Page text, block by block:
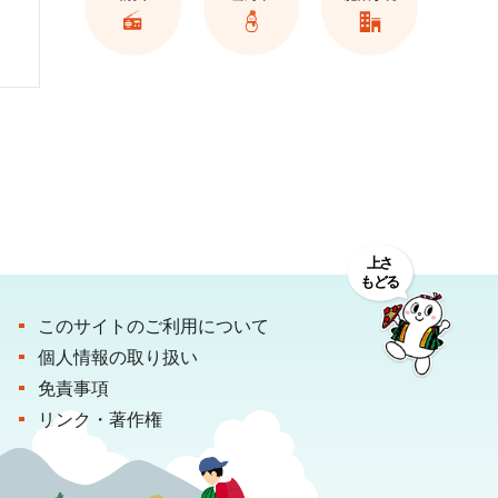
このサイトのご利用について
個人情報の取り扱い
免責事項
リンク・著作権